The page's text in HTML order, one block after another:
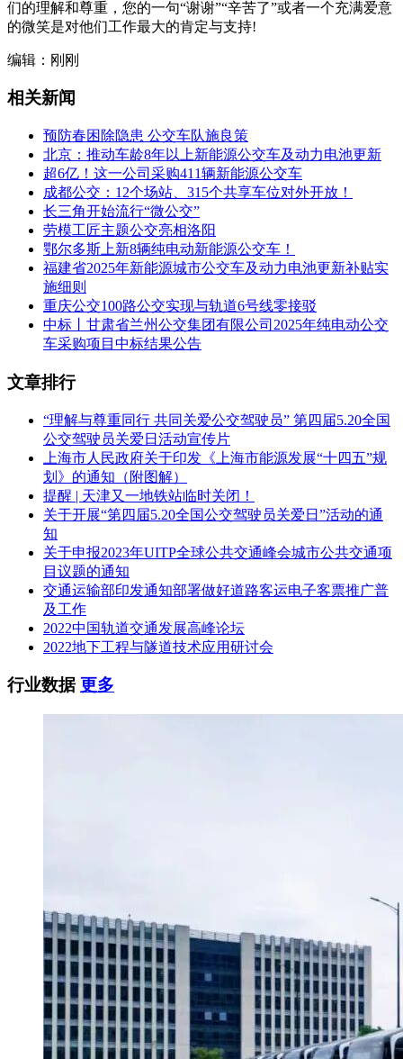
们的理解和尊重，您的一句“谢谢”“辛苦了”或者一个充满爱意
的微笑是对他们工作最大的肯定与支持!
编辑：刚刚
相关新闻
预防春困除隐患 公交车队施良策
北京：推动车龄8年以上新能源公交车及动力电池更新
超6亿！这一公司采购411辆新能源公交车
成都公交：12个场站、315个共享车位对外开放！
长三角开始流行“微公交”
劳模工匠主题公交亮相洛阳
鄂尔多斯上新8辆纯电动新能源公交车！
福建省2025年新能源城市公交车及动力电池更新补贴实
施细则
重庆公交100路公交实现与轨道6号线零接驳
中标丨甘肃省兰州公交集团有限公司2025年纯电动公交
车采购项目中标结果公告
文章排行
“理解与尊重同行 共同关爱公交驾驶员” 第四届5.20全国
公交驾驶员关爱日活动宣传片
上海市人民政府关于印发《上海市能源发展“十四五”规
划》的通知（附图解）
提醒 | 天津又一地铁站临时关闭！
关于开展“第四届5.20全国公交驾驶员关爱日”活动的通
知
关于申报2023年UITP全球公共交通峰会城市公共交通项
目议题的通知
交通运输部印发通知部署做好道路客运电子客票推广普
及工作
2022中国轨道交通发展高峰论坛
2022地下工程与隧道技术应用研讨会
行业数据更多